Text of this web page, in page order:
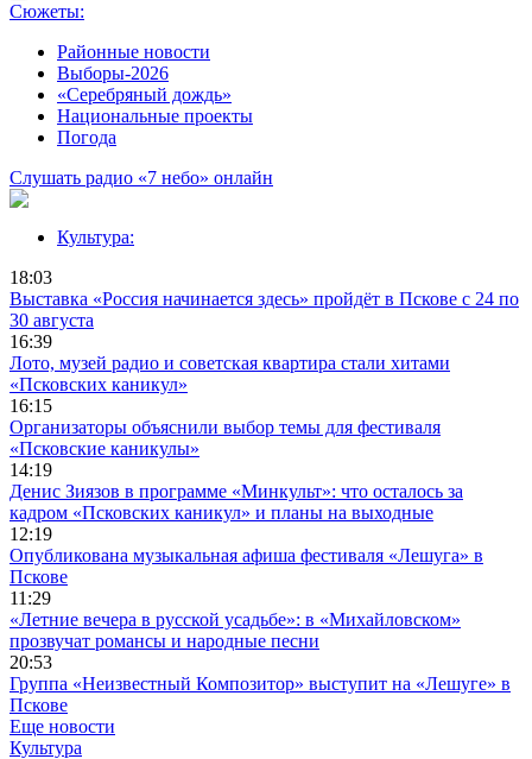
Сюжеты:
Районные новости
Выборы-2026
«Серебряный дождь»
Национальные проекты
Погода
Слушать радио «7 небо» онлайн
Культура:
18:03
Выставка «Россия начинается здесь» пройдёт в Пскове с 24 по
30 августа
16:39
Лото, музей радио и советская квартира стали хитами
«Псковских каникул»
16:15
Организаторы объяснили выбор темы для фестиваля
«Псковские каникулы»
14:19
Денис Зиязов в программе «Минкульт»: что осталось за
кадром «Псковских каникул» и планы на выходные
12:19
Опубликована музыкальная афиша фестиваля «Лешуга» в
Пскове
11:29
«Летние вечера в русской усадьбе»: в «Михайловском»
прозвучат романсы и народные песни
20:53
Группа «Неизвестный Композитор» выступит на «Лешуге» в
Пскове
Еще новости
Культура